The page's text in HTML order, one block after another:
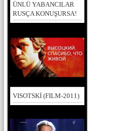
ÜNLÜ YABANCILAR
RUSÇA KONUŞURSA!
VISOTSKİ (FILM-2011)